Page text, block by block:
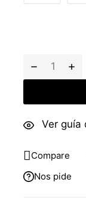
Ver guía
Compare
Nos pide